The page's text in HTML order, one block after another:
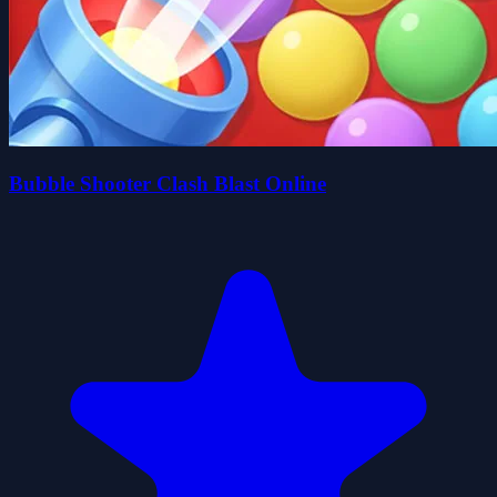
Bubble Shooter Clash Blast Online